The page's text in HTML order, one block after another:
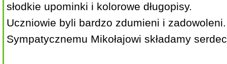
słodkie upominki i kolorowe długopisy.
Uczniowie byli bardzo zdumieni i zadowoleni.
Sympatycznemu Mikołajowi składamy